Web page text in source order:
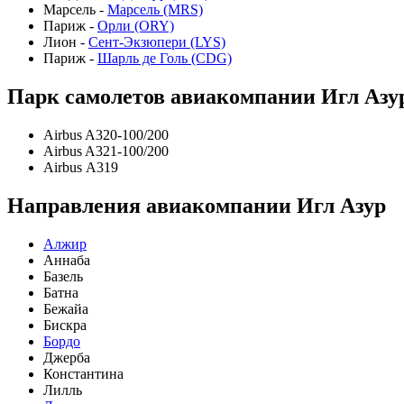
Марсель - Марсель (MRS)
Париж - Орли (ORY)
Лион - Сент-Экзюпери (LYS)
Париж - Шарль де Голь (CDG)
Парк самолетов авиакомпании Игл
Airbus A320-100/200
Airbus A321-100/200
Airbus А319
Направления авиакомпании Игл Азур
Алжир
Аннаба
Базель
Батна
Бежайа
Бискра
Бордо
Джерба
Константина
Лилль